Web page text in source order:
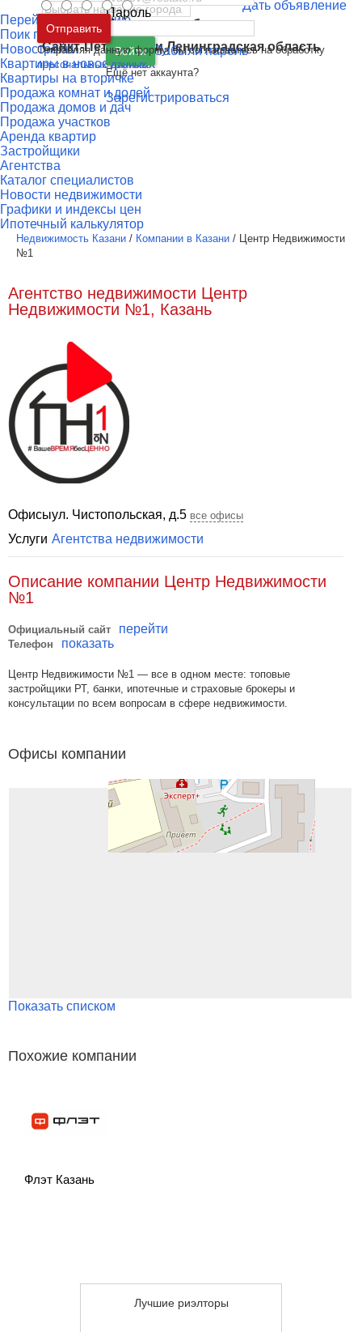
Дать объявление
Перейти к сравнению
Поик по карте
Новостройки
Квартиры в новостройках
Квартиры на вторичке
Продажа комнат и долей
Продажа домов и дач
Продажа участков
Аренда квартир
Застройщики
Агентства
Каталог специалистов
Новости недвижимости
Графики и индексы цен
Ипотечный калькулятор
Москва и
Московская область
Санкт-Петербург иЛенинградская область
Пароль
Войти Забыли пароль
Ещё нет аккаунта?
Зарегистрироваться
Недвижимость Казани / Компании в Казани / Центр Недвижимости
№1
Агентство недвижимости Центр
Недвижимости №1, Казань
Офисыул. Чистопольская, д.5 все офисы
Услуги Агентства недвижимости
Описание компании Центр Недвижимости
№1
Официальный сайт перейти
Телефон показать
Центр Недвижимости №1 — все в одном месте: топовые
застройщики РТ, банки, ипотечные и страховые брокеры и
консультации по всем вопросам в сфере недвижимости.
Офисы компании
Показать списком
Похожие компании
Флэт Казань
Лучшие риэлторы
Отправить
Отправляя данную форму, вы соглашаетесь на обработку
персональных данных